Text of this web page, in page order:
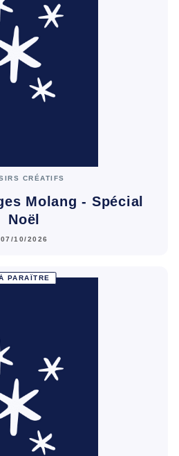
CRÉATIFS
Molang - Spécial
Noël
07/10/2026
PARAÎTRE